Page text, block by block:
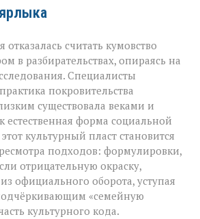
считать кумовство
в разбирательствах, опираясь на
Специалисты
покровительства
существовала веками и
естественная форма социальной
культурный пласт становится
подходов: формулировки,
отрицательную окраску,
официального оборота, уступая
«семейную
культурного кода.